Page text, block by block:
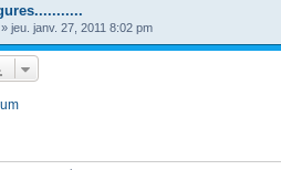
» jeu. janv. 27, 2011 8:02 pm